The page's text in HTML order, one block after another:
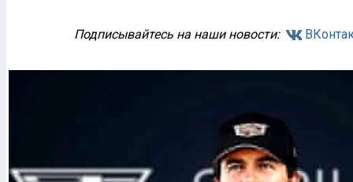
Подписывайтесь на наши новости: